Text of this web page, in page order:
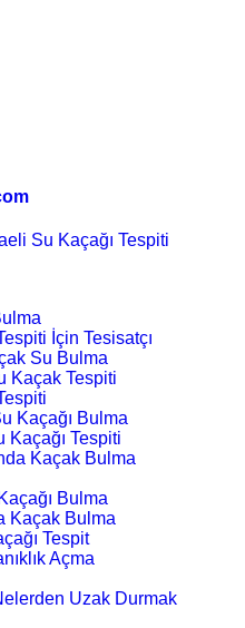
İçin Tesisatçı
Su Bulma
Kaçak Tespiti
Kaçağı Bulma
Kaçağı Tespiti
Kaçak Bulma
Bulma
Kaçak Bulma
Tespit
Açma
Uzak Durmak